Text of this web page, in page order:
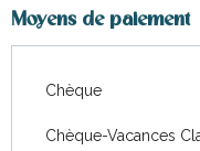
Moyens de paiement
Chèque
Chèque-Vacances